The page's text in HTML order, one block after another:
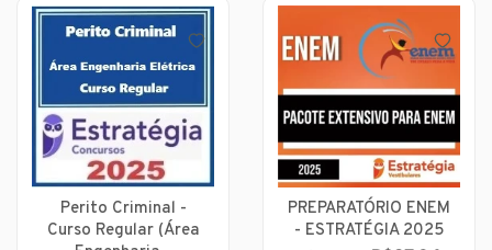
Perito Criminal -
Curso Regular (Área
PREPARATÓRIO ENEM
- ESTRATÉGIA 2025